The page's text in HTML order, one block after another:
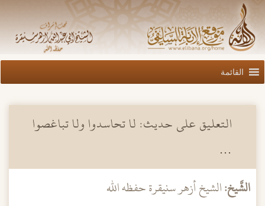
القائمة
التعليق على حديث: لا تحاسدوا ولا تباغصوا
…
الشَّيخ:الشيخ أزهر سنيقرة حفظه الله